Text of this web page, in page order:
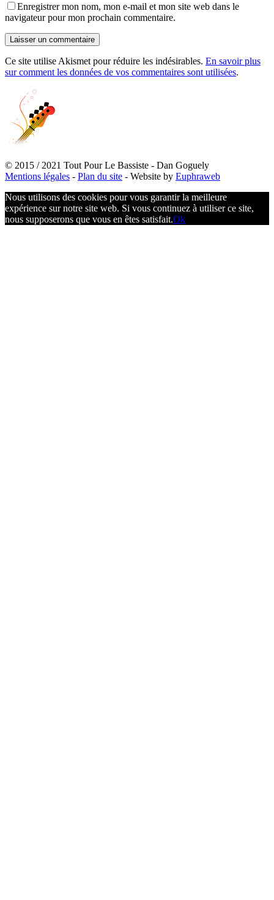
Enregistrer mon nom, mon e-mail et mon site web dans le
navigateur pour mon prochain commentaire.
Ce site utilise Akismet pour réduire les indésirables. En savoir plus
sur comment les données de vos commentaires sont utilisées.
© 2015 / 2021 Tout Pour Le Bassiste - Dan Goguely
Mentions légales - Plan du site - Website by Euphraweb
Nous utilisons des cookies pour vous garantir la meilleure
expérience sur notre site web. Si vous continuez à utiliser ce site,
nous supposerons que vous en êtes satisfait.Ok